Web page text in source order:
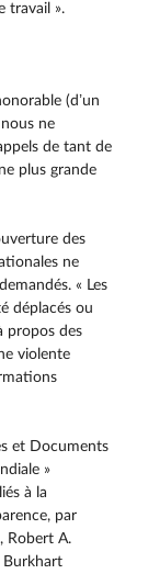
travail ».
(d’un
ne
de tant de
plus grande
des
ne
« Les
déplacés ou
propos des
violente
et Documents
»
à la
par
Robert A.
Burkhart